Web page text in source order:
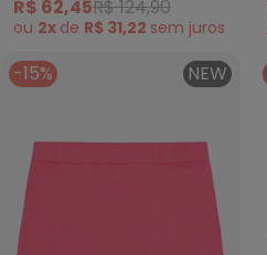
R$ 62,45R$ 124,90
ou 2x de R$ 31,22 sem juros
-15% NEW